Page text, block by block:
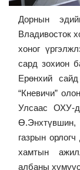
Дорнын
Владивосток
хоног
сард зохион
Ерөнхий
“Кневичи”
Улсаас ОХУ-
Ө.Энхтүвшин,
газрын
хамтын
албаны